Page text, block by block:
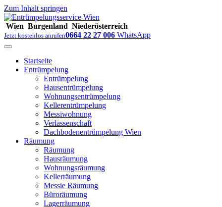
Zum Inhalt springen
Wien Burgenland Niederösterreich
Jetzt kostenlos anrufen0664 22 27 006 WhatsApp
Startseite
Entrümpelung
Entrümpelung
Hausentrümpelung
Wohnungsentrümpelung
Kellerentrümpelung
Messiwohnung
Verlassenschaft
Dachbodenentrümpelung Wien
Räumung
Räumung
Hausräumung
Wohnungsräumung
Kellerräumung
Messie Räumung
Büroräumung
Lagerräumung